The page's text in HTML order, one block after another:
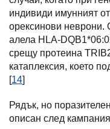
индивиди имунният
орексинови неврони.
алела HLA-
срещу протеина
катаплексия, което
[14]
Рядък, но
описан след